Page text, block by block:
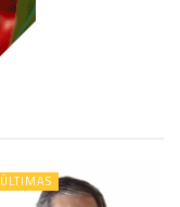
ÚLTIMAS